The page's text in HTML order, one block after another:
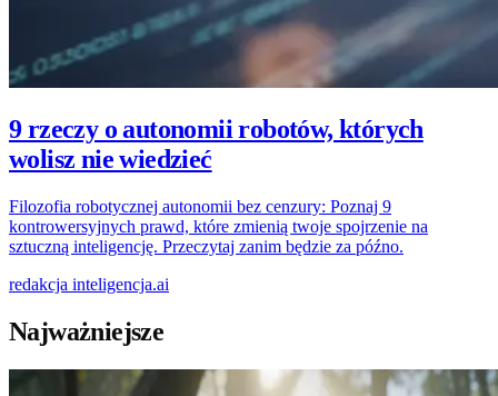
9 rzeczy o autonomii robotów, których
wolisz nie wiedzieć
Filozofia robotycznej autonomii bez cenzury: Poznaj 9
kontrowersyjnych prawd, które zmienią twoje spojrzenie na
sztuczną inteligencję. Przeczytaj zanim będzie za późno.
redakcja inteligencja.ai
Najważniejsze